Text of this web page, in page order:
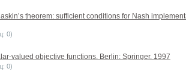
theorem: sufficient conditions for Nash
0)
valued objective functions. Berlin: Springer. 1997
0)